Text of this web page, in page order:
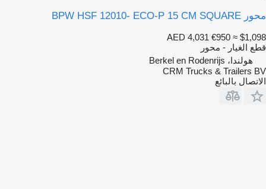
محور BPW HSF 12010- ECO-P 15 CM SQUARE
AED 4,031 €950 ≈ $1,098
قطع الغيار - محور
هولندا، Berkel en Rodenrijs
CRM Trucks & Trailers BV
الاتصال بالبائع